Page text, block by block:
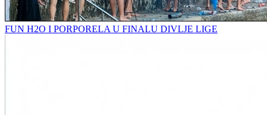
FUN H2O I PORPORELA U FINALU DIVLJE LIGE